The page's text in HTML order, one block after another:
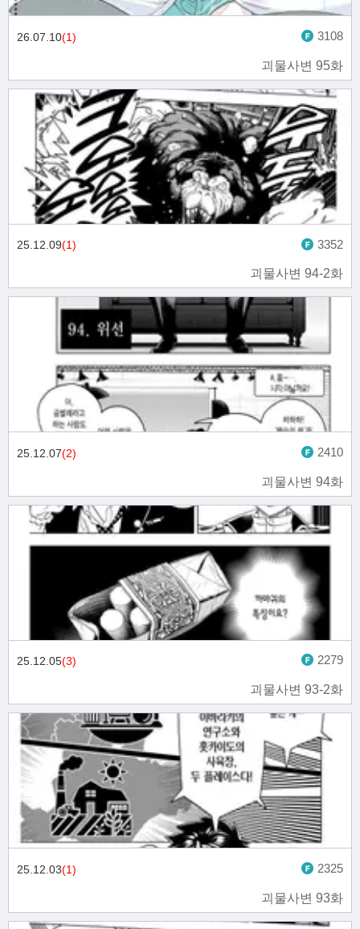
괴물사변 95화
26.07.10(1) 3108
괴물사변 94-2화
25.12.09(1) 3352
괴물사변 94화
25.12.07(2) 2410
괴물사변 93-2화
25.12.05(3) 2279
괴물사변 93화
25.12.03(1) 2325